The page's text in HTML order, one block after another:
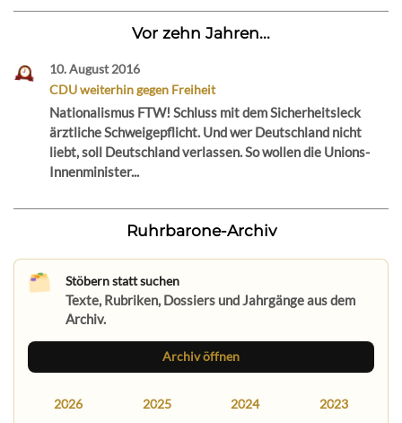
Vor zehn Jahren...
10. August 2016
CDU weiterhin gegen Freiheit
Nationalismus FTW! Schluss mit dem Sicherheitsleck
ärztliche Schweigepflicht. Und wer Deutschland nicht
liebt, soll Deutschland verlassen. So wollen die Unions-
Innenminister...
Ruhrbarone-Archiv
Stöbern statt suchen
Texte, Rubriken, Dossiers und Jahrgänge aus dem
Archiv.
Archiv öffnen
2026 2025 2024 2023